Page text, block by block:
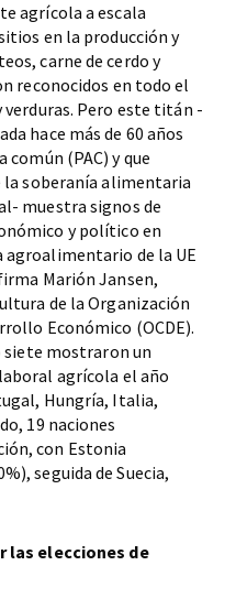
agrícola a escala
en la producción y
carne de cerdo y
reconocidos en todo el
Pero este titán -
hace más de 60 años
(PAC) y que
la soberanía alimentaria
muestra signos de
y político en
de la UE
Marión Jansen,
de la Organización
Económico (OCDE).
siete mostraron un
agrícola el año
Hungría, Italia,
19 naciones
con Estonia
seguida de Suecia,
las elecciones de